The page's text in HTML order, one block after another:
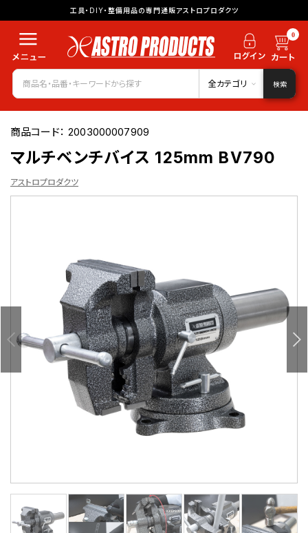
工具・DIY・整備用品の専門通販アストロプロダクツ
0
全カテゴリ 検索
商品コード：2003000007909
マルチベンチバイス 125mm BV790
アストロプロダクツ